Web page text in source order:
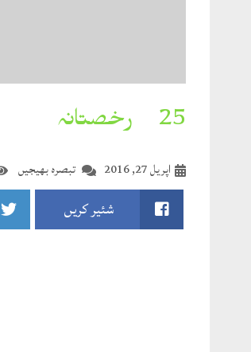
25۔ رخصتانہ
تبصرہ بھیجیں اپریل 27, 2016
شئیر کریں